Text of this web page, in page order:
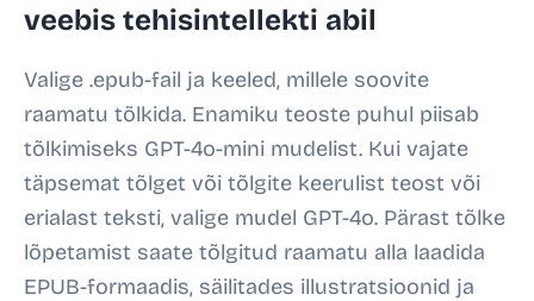
veebis tehisintellekti abil
Valige .epub-fail ja keeled, millele soovite
raamatu tõlkida. Enamiku teoste puhul piisab
tõlkimiseks GPT-4o-mini mudelist. Kui vajate
täpsemat tõlget või tõlgite keerulist teost või
erialast teksti, valige mudel GPT-4o. Pärast tõlke
lõpetamist saate tõlgitud raamatu alla laadida
EPUB-formaadis, säilitades illustratsioonid ja